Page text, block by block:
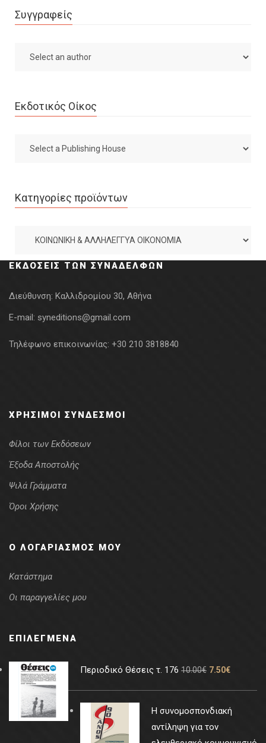
Συγγραφείς
Εκδοτικός Οίκος
Κατηγορίες προϊόντων
ΕΚΔΌΣΕΙΣ ΤΩΝ ΣΥΝΑΔΈΛΦΩΝ
Διεύθυνση: Καλλιδρομίου 30, Αθήνα
E-mail: syneditions@gmail.com
Τηλέφωνο επικοινωνίας: +30 210 3818840
ΧΡΉΣΙΜΟΙ ΣΎΝΔΕΣΜΟΙ
Φίλοι των Εκδόσεων
Έξοδα Αποστολής
Ψιλά Γράμματα
Όροι Χρήσης
Ο ΛΟΓΑΡΙΑΣΜΌΣ ΜΟΥ
Κατάστημα
Οι παραγγελίες μου
ΕΠΙΛΕΓΜΈΝΑ
Περιοδικό Θέσεις τ. 176 10.00€ 7.50€
Η συνομοσπονδιακή
αντίληψη για τον